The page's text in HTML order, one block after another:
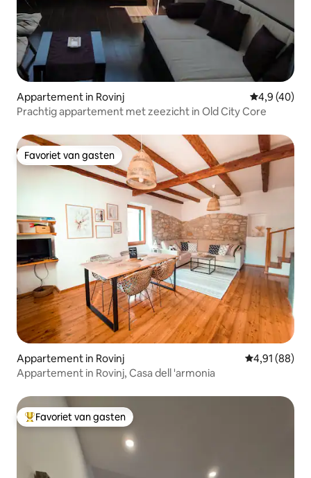
Appartement in Rovinj
4,9 (40)
Prachtig appartement met zeezicht in Old City Core
Favoriet van gasten
Favoriet van gasten
Appartement in Rovinj Gemiddelde
4,91 (88)
Appartement in Rovinj, Casa dell 'armonia
Topfavoriet van gasten
Favoriet van gasten